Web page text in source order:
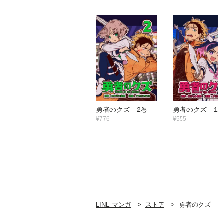
勇者のクズ 2巻
¥776
勇者のクズ
¥555
LINE マンガ ストア 勇者のクズ